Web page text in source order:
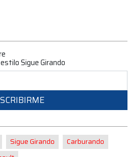
Sigue Girando
Sigue Girando
Carburando